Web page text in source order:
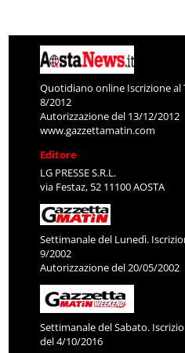
Quotidiano online Iscrizione al
8/2012
Autorizzazione del 13/12/2012
www.gazzettamatin.com
Editore
LG PRESSE S.R.L.
via Festaz, 52 11100 AOSTA
Settimanale del Lunedì.
9/2002
Autorizzazione del 20/05/2002
Settimanale del Sabato.
del 4/10/2016